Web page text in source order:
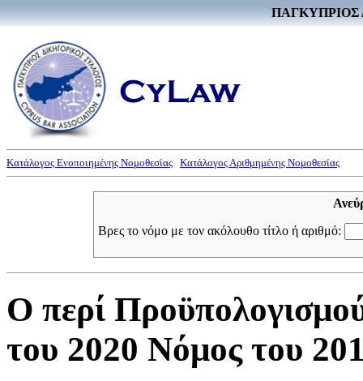
ΠΑΓΚΥΠΡΙΟΣ
Κατάλογος Ενοποιημένης Νομοθεσίας Κατάλογος Αριθμημένης Νομοθεσίας
Βρες το νόμο με τον ακόλουθο τίτλο ή αριθμό:
Ο περί
του 2020 Νόμος του